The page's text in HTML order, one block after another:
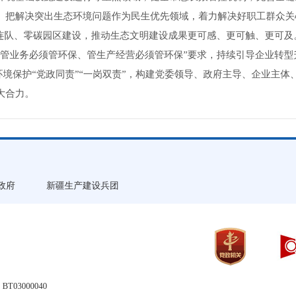
解决突出生态环境问题作为民生优先领域，着力解决好职工群众
、零碳园区建设，推动生态文明建设成果更可感、更可触、更可
业务必须管环保、管生产经营必须管环保”要求，持续引导企业转
保护“党政同责”“一岗双责”，构建党委领导、政府主导、企业主
力。
府 新疆生产建设兵团